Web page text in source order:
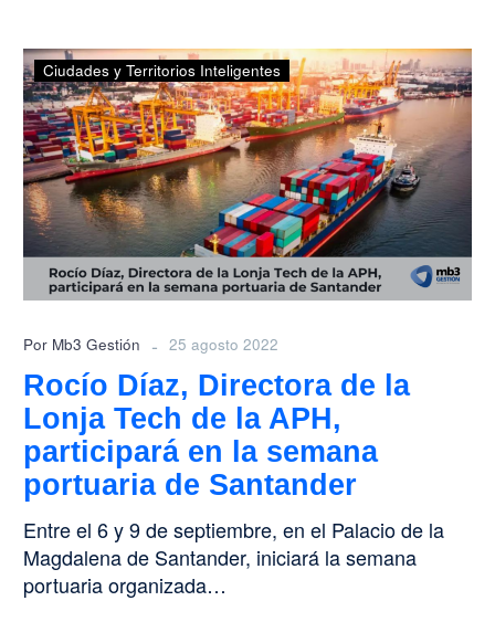
Rocío
Díaz,
Directora
de
la
Lonja
Tech
de
la
APH,
participará
la
semana
portuaria
de
Santander
Ciudades y Territorios Inteligentes
Por Mb3 Gestión - 25 agosto 2022
Rocío Díaz, Directora de la
Lonja Tech de la APH,
participará en la semana
portuaria de Santander
Entre el 6 y 9 de septiembre, en el Palacio de la
Magdalena de Santander, iniciará la semana
portuaria organizada…